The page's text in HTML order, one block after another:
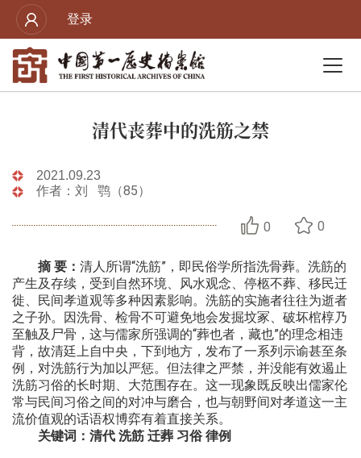
登录
清代丧葬中的洗筋之禁
2021.09.23
作者：刘 鹗（85）
0 0
摘 要： 清人所谓“洗筋”，即民俗学所指洗骨葬。洗筋的
产生及存续，受到自然环境、风水观念、停柩不葬、移民迁
徙、民间孝道观等多种因素影响。洗筋的实施者往往为逝者
之子孙。因洗骨、检骨不可避免地会发掘坟冢、破坏棺椁乃
至触及尸骨，这与儒家所强调的“葬也者，藏也”的理念相违
背，故清廷上自中央，下到地方，发布了一系列示谕甚至条
例，对洗筋行为加以严惩。但法律之严禁，并没能有效遏止
洗筋习俗的长时期、大范围存在。这一现象既反映出儒家伦
常与民间习俗之间的对冲与磨合，也与朝野间对孝道这一主
流价值观的话语权博弈有着直接关系。
关键词：清代 洗筋 迁葬 习俗 律例